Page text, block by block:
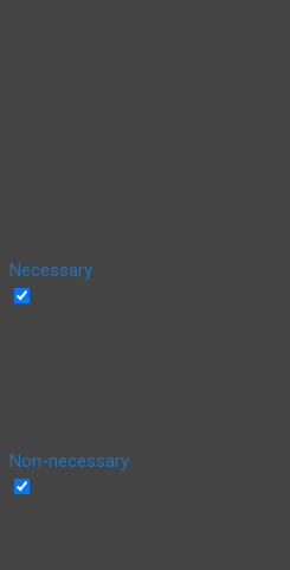
Necessary
Non-necessary